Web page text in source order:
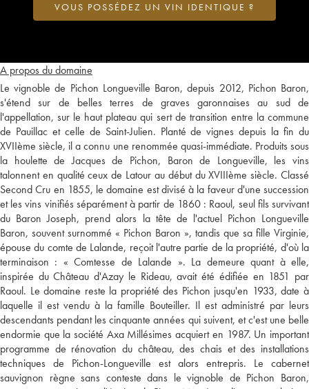
A propos du domaine
Le vignoble de Pichon Longueville Baron, depuis 2012, Pichon Baron,
s'étend sur de belles terres de graves garonnaises au sud de
l'appellation, sur le haut plateau qui sert de transition entre la commune
de Pauillac et celle de Saint-Julien. Planté de vignes depuis la fin du
XVIIème siècle, il a connu une renommée quasi-immédiate. Produits sous
la houlette de Jacques de Pichon, Baron de Longueville, les vins
talonnent en qualité ceux de Latour au début du XVIIIème siècle. Classé
Second Cru en 1855, le domaine est divisé à la faveur d'une succession
et les vins vinifiés séparément à partir de 1860 : Raoul, seul fils survivant
du Baron Joseph, prend alors la tête de l'actuel Pichon Longueville
Baron, souvent surnommé « Pichon Baron », tandis que sa fille Virginie,
épouse du comte de Lalande, reçoit l'autre partie de la propriété, d'où la
terminaison : « Comtesse de Lalande ». La demeure quant à elle,
inspirée du Château d'Azay le Rideau, avait été édifiée en 1851 par
Raoul. Le domaine reste la propriété des Pichon jusqu'en 1933, date à
laquelle il est vendu à la famille Bouteiller. Il est administré par leurs
descendants pendant les cinquante années qui suivent, et c'est une belle
endormie que la société Axa Millésimes acquiert en 1987. Un important
programme de rénovation du château, des chais et des installations
techniques de Pichon-Longueville est alors entrepris. Le cabernet
sauvignon règne sans conteste dans le vignoble de Pichon Baron,
VOUS POSSÉDEZ UN VIN IDENTIQUE ?